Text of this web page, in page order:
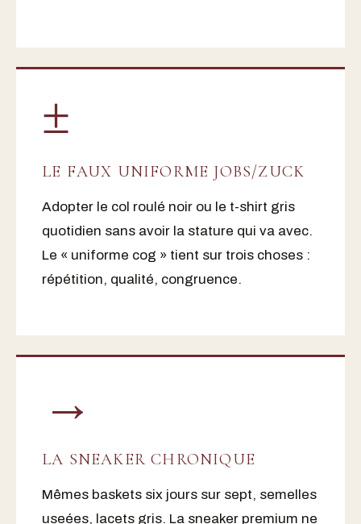
±
LE FAUX UNIFORME JOBS/ZUCK
Adopter le col roulé noir ou le t-shirt gris
quotidien sans avoir la stature qui va avec.
Le « uniforme cog » tient sur trois choses :
répétition, qualité, congruence.
→
LA SNEAKER CHRONIQUE
Mêmes baskets six jours sur sept, semelles
useées, lacets gris. La sneaker premium ne